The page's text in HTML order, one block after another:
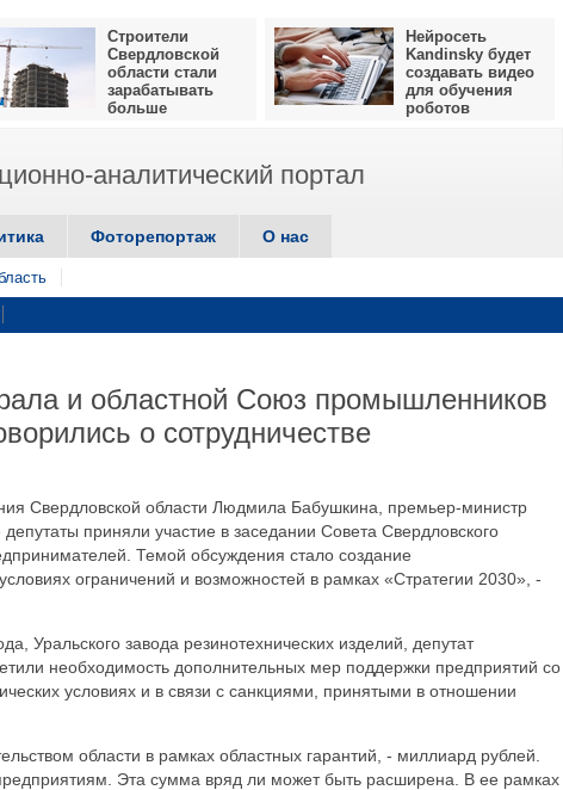
Строители
Свердловской
области стали
зарабатывать
больше
Нейросеть
Kandinsky будет
создавать видео
для обучения
роботов
аналитический портал
Фоторепортаж О нас
и областной Союз промышленников
о сотрудничестве
Свердловской области Людмила Бабушкина, премьер-министр
приняли участие в заседании Совета Свердловского
Темой обсуждения стало создание
ограничений и возможностей в рамках «Стратегии 2030», -
Уральского завода резинотехнических изделий, депутат
необходимость дополнительных мер поддержки предприятий со
условиях и в связи с санкциями, принятыми в отношении
области в рамках областных гарантий, - миллиард рублей.
Эта сумма вряд ли может быть расширена. В ее рамках